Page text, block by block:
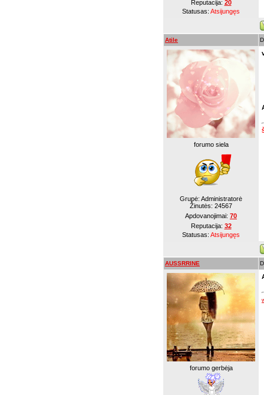
Reputacija: 20
Statusas: Atsijungęs
Atile
forumo siela
Grupė: Administratorė
Žinutės: 24567
Apdovanojimai: 70
Reputacija: 32
Statusas: Atsijungęs
AUSSRRINE
forumo gerbėja